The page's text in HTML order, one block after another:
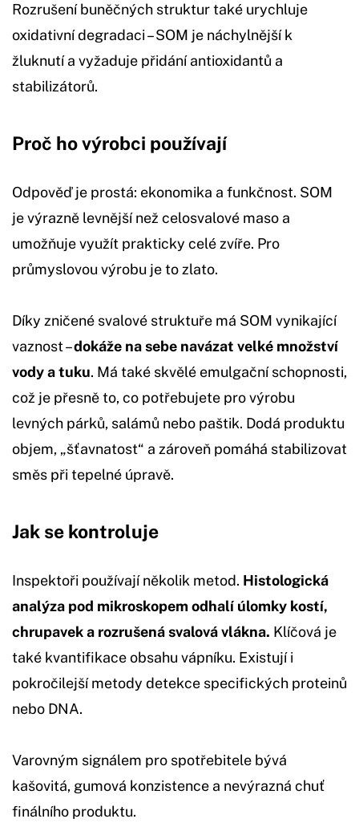
Rozrušení buněčných struktur také urychluje
oxidativní degradaci – SOM je náchylnější k
žluknutí a vyžaduje přidání antioxidantů a
stabilizátorů.
Proč ho výrobci používají
Odpověď je prostá: ekonomika a funkčnost. SOM
je výrazně levnější než celosvalové maso a
umožňuje využít prakticky celé zvíře. Pro
průmyslovou výrobu je to zlato.
Díky zničené svalové struktuře má SOM vynikající
vaznost –dokáže na sebe navázat velké množství
vody a tuku. Má také skvělé emulgační schopnosti,
což je přesně to, co potřebujete pro výrobu
levných párků, salámů nebo paštik. Dodá produktu
objem, „šťavnatost“ a zároveň pomáhá stabilizovat
směs při tepelné úpravě.
Jak se kontroluje
Inspektoři používají několik metod. Histologická
analýza pod mikroskopem odhalí úlomky kostí,
chrupavek a rozrušená svalová vlákna. Klíčová je
také kvantifikace obsahu vápníku. Existují i
pokročilejší metody detekce specifických proteinů
nebo DNA.
Varovným signálem pro spotřebitele bývá
kašovitá, gumová konzistence a nevýrazná chuť
finálního produktu.